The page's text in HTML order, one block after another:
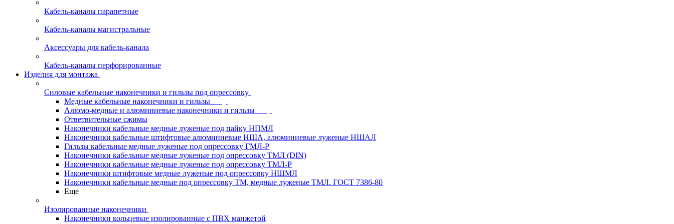
Кабель-каналы парапетные
Кабель-каналы магистральные
Аксессуары для кабель-канала
Кабель-каналы перфорированные
Изделия для монтажа
Силовые кабельные наконечники и гильзы под опрессовку
Медные кабельные наконечники и гильзы
Алюмо-медные и алюминиевые наконечники и гильзы
Ответвительные сжимы
Наконечники кабельные медные луженые под пайку НПМЛ
Наконечники кабельные штифтовые алюминиевые НША, алюминиевые луженые НШАЛ
Гильзы кабельные медные луженые под опрессовку ГМЛ-Р
Наконечники кабельные медные луженые под опрессовку ТМЛ (DIN)
Наконечники кабельные медные луженые под опрессовку ТМЛ-Р
Наконечники штифтовые медные луженые под опрессовку НШМЛ
Наконечники кабельные медные под опрессовку ТМ, медные луженые ТМЛ. ГОСТ 7386-80
Еще
Изолированные наконечники
Наконечники кольцевые изолированные с ПВХ манжетой